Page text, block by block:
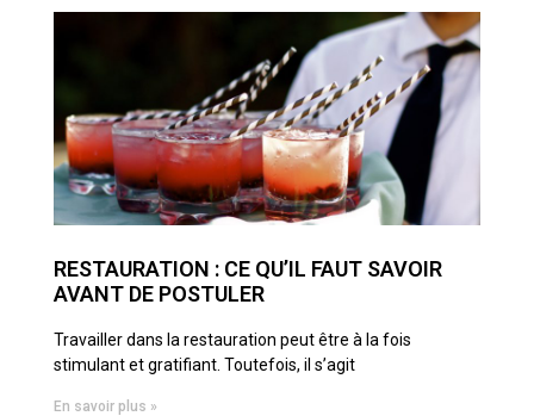
RESTAURATION : CE QU’IL FAUT SAVOIR
AVANT DE POSTULER
Travailler dans la restauration peut être à la fois
stimulant et gratifiant. Toutefois, il s’agit
En savoir plus »